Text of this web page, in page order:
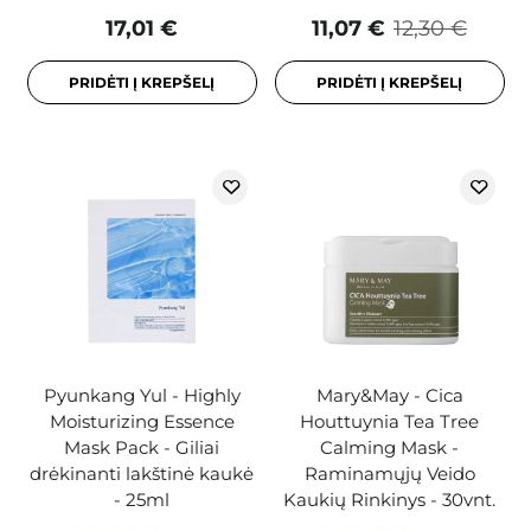
17,01 €
PRIDĖTI Į KREPŠELĮ
12,30 €
11,07 €
PRIDĖTI Į KREPŠELĮ
Pyunkang Yul - Highly
Moisturizing Essence
Mask Pack - Giliai
drėkinanti lakštinė kaukė
- 25ml
Mary&May - Cica
Houttuynia Tea Tree
Calming Mask -
Raminamųjų Veido
Kaukių Rinkinys - 30vnt.